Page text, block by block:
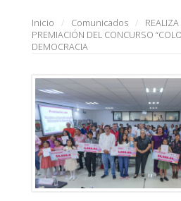
Inicio Comunicados
PREMIACIÓN DEL CONCURSO
DEMOCRACIA